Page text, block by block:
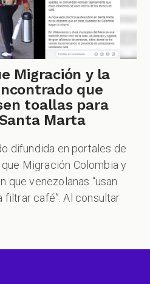
Migración y la
que
toallas para
Marta
difundida en portales de
Migración Colombia y
que venezolanas “usan
filtrar café”. Al consultar